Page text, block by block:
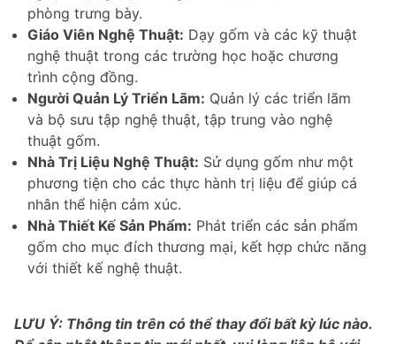
phòng trưng bày.
Giáo Viên Nghệ Thuật: Dạy gốm và các kỹ thuật
nghệ thuật trong các trường học hoặc chương
trình cộng đồng.
Người Quản Lý Triển Lãm: Quản lý các triển lãm
và bộ sưu tập nghệ thuật, tập trung vào nghệ
thuật gốm.
Nhà Trị Liệu Nghệ Thuật: Sử dụng gốm như một
phương tiện cho các thực hành trị liệu để giúp cá
nhân thể hiện cảm xúc.
Nhà Thiết Kế Sản Phẩm: Phát triển các sản phẩm
gốm cho mục đích thương mại, kết hợp chức năng
với thiết kế nghệ thuật.
LƯU Ý: Thông tin trên có thể thay đổi bất kỳ lúc nào.